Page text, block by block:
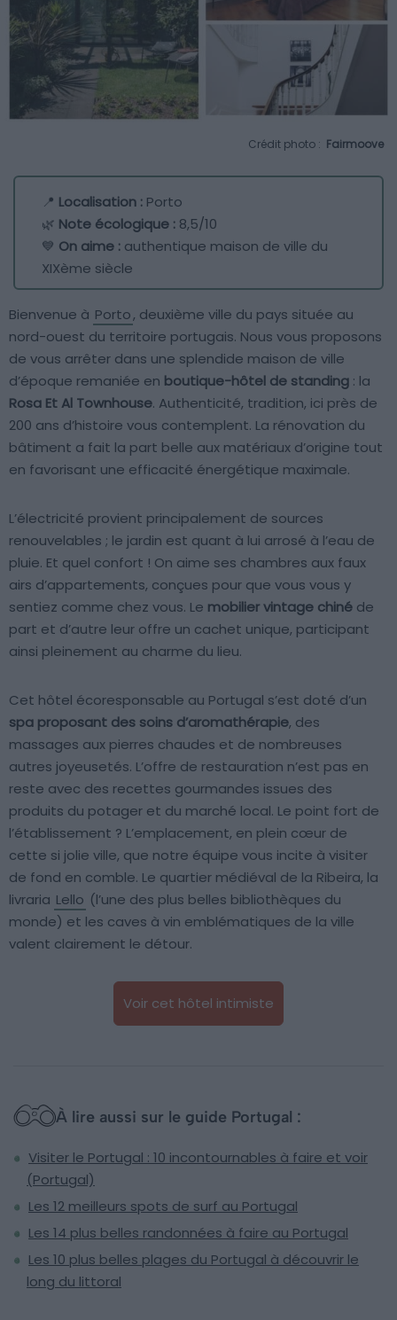
Crédit photo : Fairmoove
📍 Localisation : Porto
🌿 Note écologique : 8,5/10
💙 On aime : authentique maison de ville du
XIXème siècle
Bienvenue à Porto, deuxième ville du pays située au
nord-ouest du territoire portugais. Nous vous proposons
de vous arrêter dans une splendide maison de ville
d’époque remaniée en boutique-hôtel de standing : la
Rosa Et Al Townhouse. Authenticité, tradition, ici près de
200 ans d’histoire vous contemplent. La rénovation du
bâtiment a fait la part belle aux matériaux d’origine tout
en favorisant une efficacité énergétique maximale.
L’électricité provient principalement de sources
renouvelables ; le jardin est quant à lui arrosé à l’eau de
pluie. Et quel confort ! On aime ses chambres aux faux
airs d’appartements, conçues pour que vous vous y
sentiez comme chez vous. Le mobilier vintage chiné de
part et d’autre leur offre un cachet unique, participant
ainsi pleinement au charme du lieu.
Cet hôtel écoresponsable au Portugal s’est doté d’un
spa proposant des soins d’aromathérapie, des
massages aux pierres chaudes et de nombreuses
autres joyeusetés. L’offre de restauration n’est pas en
reste avec des recettes gourmandes issues des
produits du potager et du marché local. Le point fort de
l’établissement ? L’emplacement, en plein cœur de
cette si jolie ville, que notre équipe vous incite à visiter
de fond en comble. Le quartier médiéval de la Ribeira, la
livraria Lello (l’une des plus belles bibliothèques du
monde) et les caves à vin emblématiques de la ville
valent clairement le détour.
Voir cet hôtel intimiste
À lire aussi sur le guide Portugal :
Visiter le Portugal : 10 incontournables à faire et voir
(Portugal)
Les 12 meilleurs spots de surf au Portugal
Les 14 plus belles randonnées à faire au Portugal
Les 10 plus belles plages du Portugal à découvrir le
long du littoral